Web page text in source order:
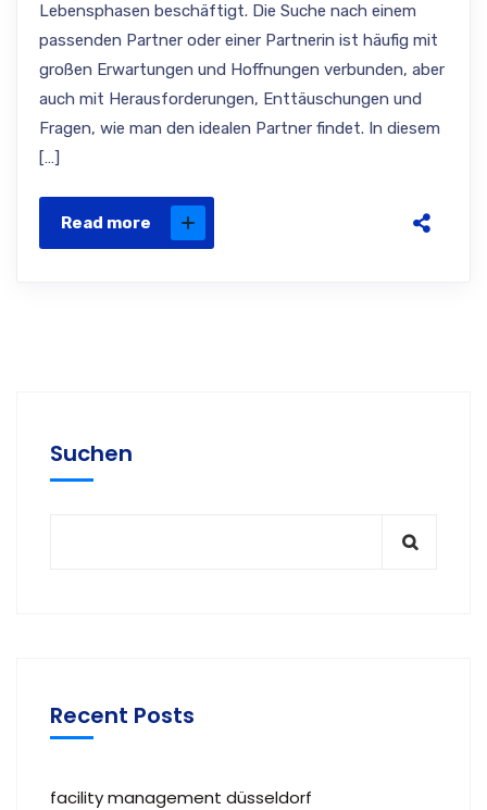
Lebensphasen beschäftigt. Die Suche nach einem
passenden Partner oder einer Partnerin ist häufig mit
großen Erwartungen und Hoffnungen verbunden, aber
auch mit Herausforderungen, Enttäuschungen und
Fragen, wie man den idealen Partner findet. In diesem
[…]
Read more
Suchen
Recent Posts
facility management düsseldorf